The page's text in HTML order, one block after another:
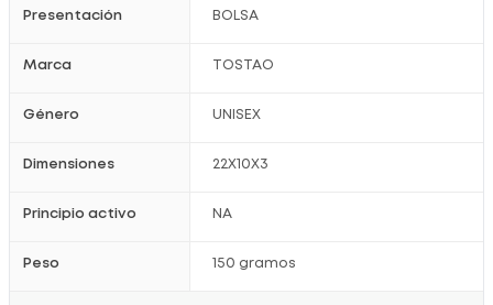
Presentación BOLSA
Marca TOSTAO
Género UNISEX
Dimensiones 22X10X3
Principio activo NA
Peso 150 gramos